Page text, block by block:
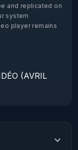
and replicated on
system
player remains
(AVRIL